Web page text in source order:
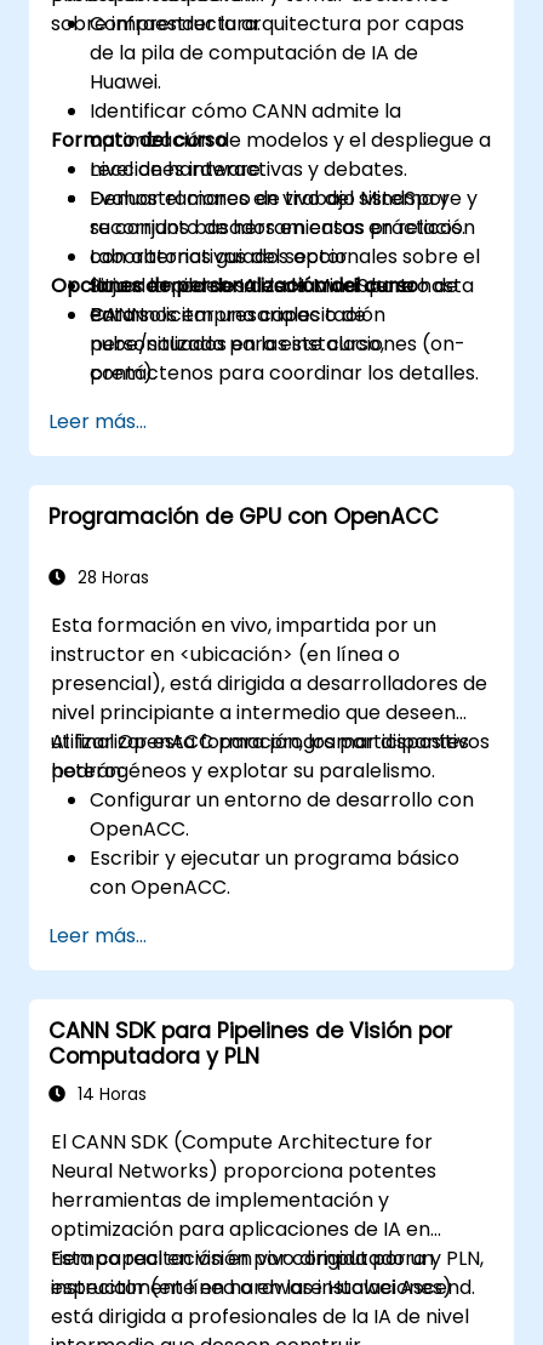
sobre infraestructura.
Comprender la arquitectura por capas
de la pila de computación de IA de
Huawei.
Identificar cómo CANN admite la
optimización de modelos y el despliegue a
nivel de hardware.
Evaluar el marco de trabajo MindSpore y
su conjunto de herramientas en relación
con alternativas del sector.
Situar la pila de IA de Huawei dentro de
entornos empresariales o de
nube/situados en las instalaciones (on-
prem).
Formato del curso
Lecciones interactivas y debates.
Demostraciones en vivo del sistema y
recorridos basados en casos prácticos.
Laboratorios guiados opcionales sobre el
flujo de modelos desde MindSpore hasta
CANN.
Opciones de personalización del curso
Para solicitar una capacitación
personalizada para este curso,
contáctenos para coordinar los detalles.
Leer más...
Programación de GPU con OpenACC
28 Horas
Esta formación en vivo, impartida por un
instructor en <ubicación> (en línea o
presencial), está dirigida a desarrolladores de
nivel principiante a intermedio que deseen
utilizar OpenACC para programar dispositivos
heterogéneos y explotar su paralelismo.
Al finalizar esta formación, los participantes
podrán:
Configurar un entorno de desarrollo con
OpenACC.
Escribir y ejecutar un programa básico
con OpenACC.
cláusulas de OpenACC.
Utilizar la API y las bibliotecas de
OpenACC.
Perfilar, depurar y optimizar programas
con OpenACC.
Leer más...
CANN SDK para Pipelines de Visión por
Computadora y PLN
14 Horas
El CANN SDK (Compute Architecture for
Neural Networks) proporciona potentes
herramientas de implementación y
optimización para aplicaciones de IA en
tiempo real en visión por computadora y PLN,
especialmente en hardware Huawei Ascend.
Esta capacitación en vivo dirigida por un
instructor (en línea o en las instalaciones)
está dirigida a profesionales de la IA de nivel